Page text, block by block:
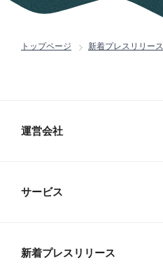
トップページ 新着プレスリリース
運営会社
サービス
新着プレスリリース